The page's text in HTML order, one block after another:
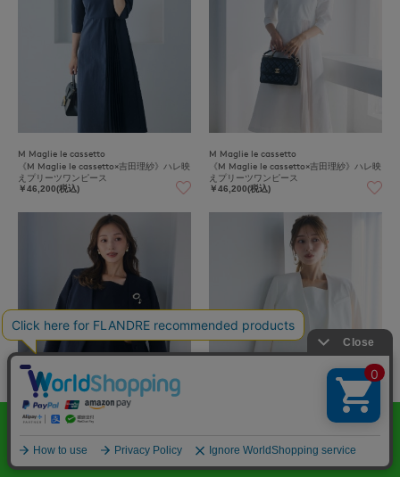
M Maglie le cassetto
《M Maglie le cassetto×吉田理紗》ハレ映
えプリーツワンピース
￥46,200(税込)
M Maglie le cassetto
《M Maglie le cassetto×吉田理紗》ハレ映
えプリーツワンピース
￥46,200(税込)
《M Maglie le cassetto×吉田理紗》ハンサ
《M Maglie le cassetto×吉田理紗》ハンサ